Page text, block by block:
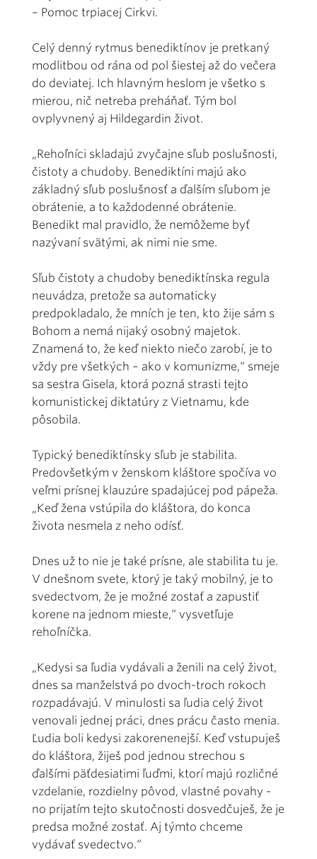
– Pomoc trpiacej Cirkvi.
Celý denný rytmus benediktínov je pretkaný
modlitbou od rána od pol šiestej až do večera
do deviatej. Ich hlavným heslom je všetko s
mierou, nič netreba preháňať. Tým bol
ovplyvnený aj Hildegardin život.
„Rehoľníci skladajú zvyčajne sľub poslušnosti,
čistoty a chudoby. Benediktíni majú ako
základný sľub poslušnosť a ďalším sľubom je
obrátenie, a to každodenné obrátenie.
Benedikt mal pravidlo, že nemôžeme byť
nazývaní svätými, ak nimi nie sme.
Sľub čistoty a chudoby benediktínska regula
neuvádza, pretože sa automaticky
predpokladalo, že mních je ten, kto žije sám s
Bohom a nemá nijaký osobný majetok.
Znamená to, že keď niekto niečo zarobí, je to
vždy pre všetkých – ako v komunizme,“ smeje
sa sestra Gisela, ktorá pozná strasti tejto
komunistickej diktatúry z Vietnamu, kde
pôsobila.
Typický benediktínsky sľub je stabilita.
Predovšetkým v ženskom kláštore spočíva vo
veľmi prísnej klauzúre spadajúcej pod pápeža.
„Keď žena vstúpila do kláštora, do konca
života nesmela z neho odísť.
Dnes už to nie je také prísne, ale stabilita tu je.
V dnešnom svete, ktorý je taký mobilný, je to
svedectvom, že je možné zostať a zapustiť
korene na jednom mieste,“ vysvetľuje
rehoľníčka.
„Kedysi sa ľudia vydávali a ženili na celý život,
dnes sa manželstvá po dvoch-troch rokoch
rozpadávajú. V minulosti sa ľudia celý život
venovali jednej práci, dnes prácu často menia.
Ľudia boli kedysi zakorenenejší. Keď vstupuješ
do kláštora, žiješ pod jednou strechou s
ďalšími päťdesiatimi ľuďmi, ktorí majú rozličné
vzdelanie, rozdielny pôvod, vlastné povahy -
no prijatím tejto skutočnosti dosvedčuješ, že je
predsa možné zostať. Aj týmto chceme
vydávať svedectvo.“